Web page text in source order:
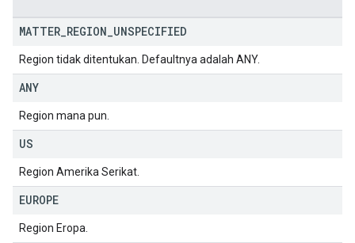
MATTER REGION UNSPECIFIED
Region tidak ditentukan. Defaultnya adalah ANY.
ANY
Region mana pun.
US
Region Amerika Serikat.
EUROPE
Region Eropa.